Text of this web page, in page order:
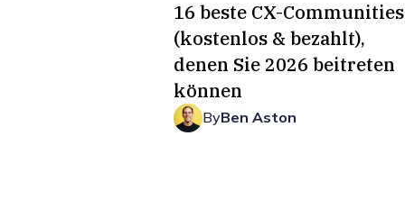
16 beste CX-Communities
(kostenlos & bezahlt),
denen Sie 2026 beitreten
können
ByBen Aston